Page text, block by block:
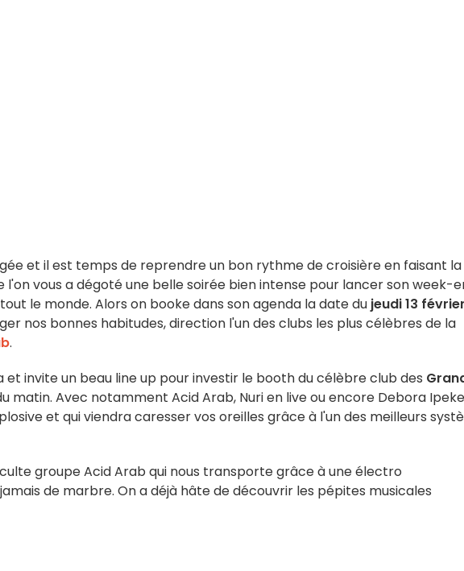
et il est temps de reprendre un bon rythme de croisière en faisant la
l'on vous a dégoté une belle soirée bien intense pour lancer son week-
le monde. Alors on booke dans son agenda la date du jeudi 13
nos bonnes habitudes, direction l'un des clubs les plus célèbres de la
.
et invite un beau line up pour investir le booth du célèbre club des
matin. Avec notamment Acid Arab, Nuri en live ou encore Debora
et qui viendra caresser vos oreilles grâce à l'un des meilleurs
groupe Acid Arab qui nous transporte grâce à une électro
de marbre. On a déjà hâte de découvrir les pépites musicales